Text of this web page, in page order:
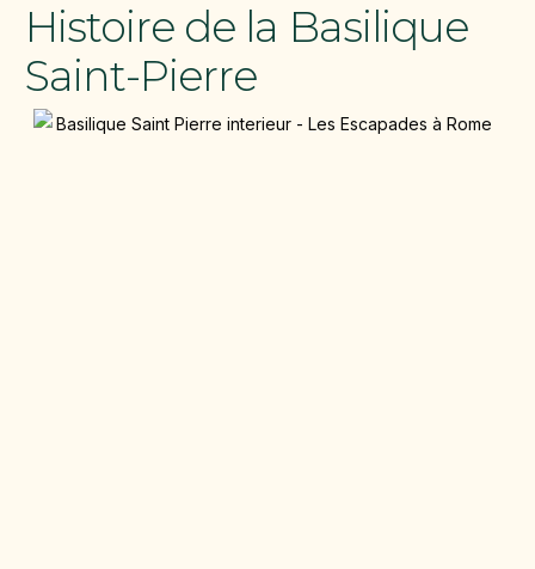
Histoire de la Basilique
Saint-Pierre